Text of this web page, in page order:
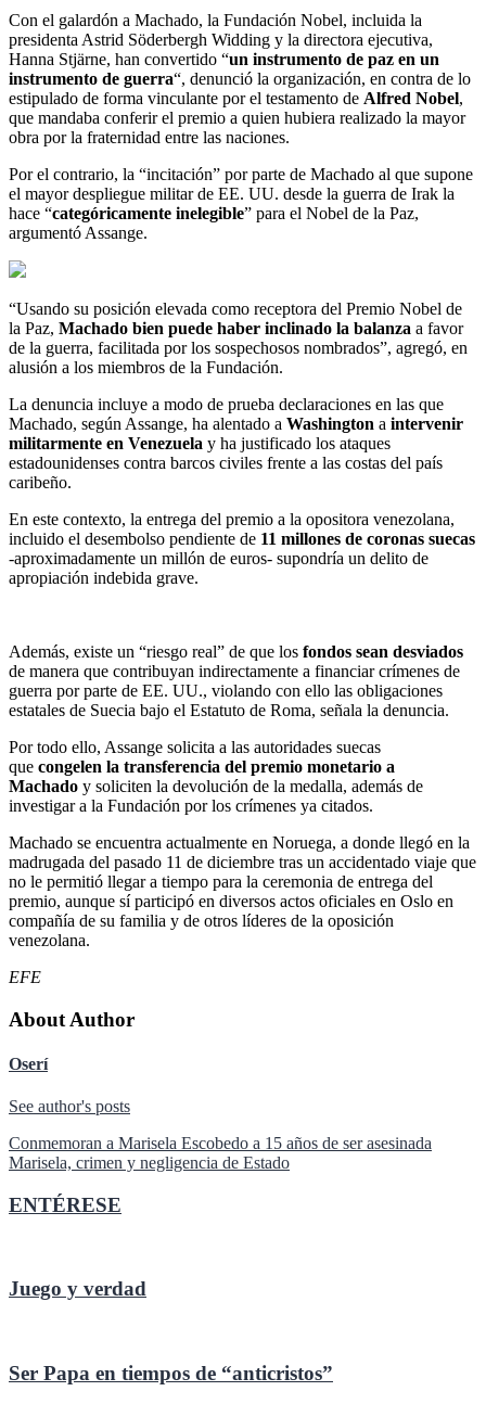
Con el galardón a Machado, la Fundación Nobel, incluida la
presidenta Astrid Söderbergh Widding y la directora ejecutiva,
Hanna Stjärne, han convertido “un instrumento de paz en un
instrumento de guerra“, denunció la organización, en contra de lo
estipulado de forma vinculante por el testamento de Alfred Nobel,
que mandaba conferir el premio a quien hubiera realizado la mayor
obra por la fraternidad entre las naciones.
Por el contrario, la “incitación” por parte de Machado al que supone
el mayor despliegue militar de EE. UU. desde la guerra de Irak la
hace “categóricamente inelegible” para el Nobel de la Paz,
argumentó Assange.
“Usando su posición elevada como receptora del Premio Nobel de
la Paz, Machado bien puede haber inclinado la balanza a favor
de la guerra, facilitada por los sospechosos nombrados”, agregó, en
alusión a los miembros de la Fundación.
La denuncia incluye a modo de prueba declaraciones en las que
Machado, según Assange, ha alentado a Washington a intervenir
militarmente en Venezuela y ha justificado los ataques
estadounidenses contra barcos civiles frente a las costas del país
caribeño.
En este contexto, la entrega del premio a la opositora venezolana,
incluido el desembolso pendiente de 11 millones de coronas suecas
-aproximadamente un millón de euros- supondría un delito de
apropiación indebida grave.
Además, existe un “riesgo real” de que los fondos sean desviados
de manera que contribuyan indirectamente a financiar crímenes de
guerra por parte de EE. UU., violando con ello las obligaciones
estatales de Suecia bajo el Estatuto de Roma, señala la denuncia.
Por todo ello, Assange solicita a las autoridades suecas
que congelen la transferencia del premio monetario a
Machado y soliciten la devolución de la medalla, además de
investigar a la Fundación por los crímenes ya citados.
Machado se encuentra actualmente en Noruega, a donde llegó en la
madrugada del pasado 11 de diciembre tras un accidentado viaje que
no le permitió llegar a tiempo para la ceremonia de entrega del
premio, aunque sí participó en diversos actos oficiales en Oslo en
compañía de su familia y de otros líderes de la oposición
venezolana.
EFE
About Author
Oserí
See author's posts
Navegación
de
entradas
Conmemoran a Marisela Escobedo a 15 años de ser asesinada
Marisela, crimen y negligencia de Estado
ENTÉRESE
Juego y verdad
Ser Papa en tiempos de “anticristos”